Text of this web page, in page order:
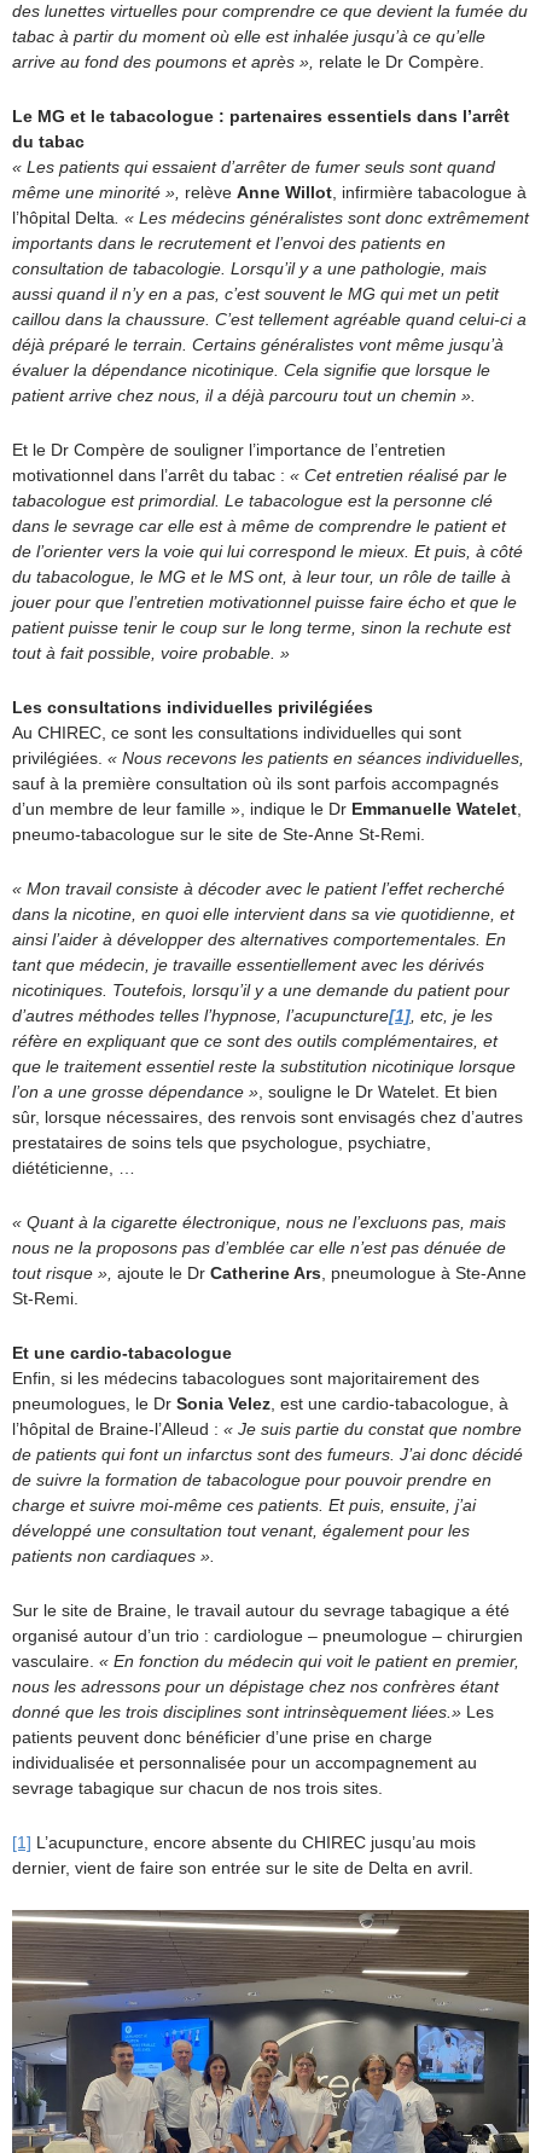
des lunettes virtuelles pour comprendre ce que devient la fumée du
tabac à partir du moment où elle est inhalée jusqu’à ce qu’elle
arrive au fond des poumons et après », relate le Dr Compère.
Le MG et le tabacologue : partenaires essentiels dans l’arrêt
du tabac
« Les patients qui essaient d’arrêter de fumer seuls sont quand
même une minorité », relève Anne Willot , infirmière tabacologue à
l’hôpital Delta . « Les médecins généralistes sont donc extrêmement
importants dans le recrutement et l’envoi des patients en
consultation de tabacologie. Lorsqu’il y a une pathologie, mais
aussi quand il n’y en a pas, c’est souvent le MG qui met un petit
caillou dans la chaussure. C’est tellement agréable quand celui-ci a
déjà préparé le terrain. Certains généralistes vont même jusqu’à
évaluer la dépendance nicotinique. Cela signifie que lorsque le
patient arrive chez nous, il a déjà parcouru tout un chemin ».
Et le Dr Compère de souligner l’importance de l’entretien
motivationnel dans l’arrêt du tabac : « Cet entretien réalisé par le
tabacologue est primordial. Le tabacologue est la personne clé
dans le sevrage car elle est à même de comprendre le patient et
de l’orienter vers la voie qui lui correspond le mieux. Et puis, à côté
du tabacologue, le MG et le MS ont, à leur tour, un rôle de taille à
jouer pour que l’entretien motivationnel puisse faire écho et que le
patient puisse tenir le coup sur le long terme, sinon la rechute est
tout à fait possible, voire probable. »
Les consultations individuelles privilégiées
Au CHIREC, ce sont les consultations individuelles qui sont
privilégiées. « Nous recevons les patients en séances individuelles,
sauf à la première consultation où ils sont parfois accompagnés
d’un membre de leur famille », indique le Dr Emmanuelle Watelet
pneumo-tabacologue sur le site de Ste-Anne St-Remi.
« Mon travail consiste à décoder avec le patient l’effet recherché
dans la nicotine, en quoi elle intervient dans sa vie quotidienne, et
ainsi l’aider à développer des alternatives comportementales. En
tant que médecin, je travaille essentiellement avec les dérivés
nicotiniques. Toutefois, lorsqu’il y a une demande du patient pour
d’autres méthodes telles l’hypnose, l’acupuncture[1] , etc, je les
réfère en expliquant que ce sont des outils complémentaires, et
que le traitement essentiel reste la substitution nicotinique lorsque
l’on a une grosse dépendance » , souligne le Dr Watelet. Et bien
sûr, lorsque nécessaires, des renvois sont envisagés chez d’autres
prestataires de soins tels que psychologue, psychiatre,
diététicienne, …
« Quant à la cigarette électronique, nous ne l’excluons pas, mais
nous ne la proposons pas d’emblée car elle n’est pas dénuée de
tout risque », ajoute le Dr Catherine Ars , pneumologue à Ste-Anne
St-Remi.
Et une cardio-tabacologue
Enfin, si les médecins tabacologues sont majoritairement des
pneumologues, le Dr Sonia Velez , est une cardio-tabacologue, à
l’hôpital de Braine-l’Alleud : « Je suis partie du constat que nombre
de patients qui font un infarctus sont des fumeurs. J’ai donc décidé
de suivre la formation de tabacologue pour pouvoir prendre en
charge et suivre moi-même ces patients. Et puis, ensuite, j’ai
développé une consultation tout venant, également pour les
patients non cardiaques ».
Sur le site de Braine, le travail autour du sevrage tabagique a été
organisé autour d’un trio : cardiologue – pneumologue – chirurgien
vasculaire. « En fonction du médecin qui voit le patient en premier,
nous les adressons pour un dépistage chez nos confrères étant
donné que les trois disciplines sont intrinsèquement liées.» Les
patients peuvent donc bénéficier d’une prise en charge
individualisée et personnalisée pour un accompagnement au
sevrage tabagique sur chacun de nos trois sites.
[1] L’acupuncture, encore absente du CHIREC jusqu’au mois
dernier, vient de faire son entrée sur le site de Delta en avril.